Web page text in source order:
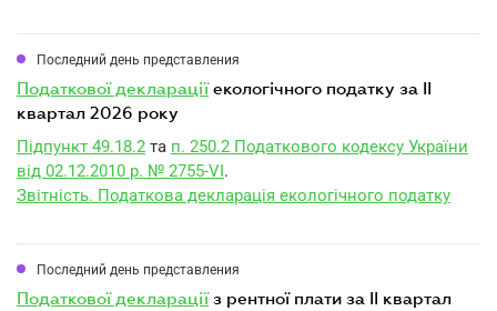
Последний день представления
податкової декларації екологічного податку за II
квартал 2026 року
Підпункт 49.18.2 та п. 250.2 Податкового кодексу України
від 02.12.2010 р. № 2755-VI.
Звітність. Податкова декларація екологічного податку
Последний день представления
податкової декларації з рентної плати за II квартал